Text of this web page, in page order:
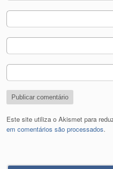
Este site utiliza o Akismet para
em comentários são processados.